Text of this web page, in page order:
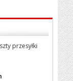
przesyłki